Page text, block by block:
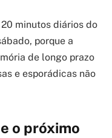
minutos diários do
porque a
de longo prazo
e esporádicas não
o próximo